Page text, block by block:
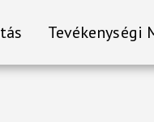
Tevékenységi